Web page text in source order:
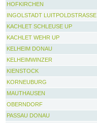
HOFKIRCHEN
INGOLSTADT LUITPOLDSTRASSE
KACHLET SCHLEUSE UP
KACHLET WEHR UP
KELHEIM DONAU
KELHEIMWINZER
KIENSTOCK
KORNEUBURG
MAUTHAUSEN
OBERNDORF
PASSAU DONAU